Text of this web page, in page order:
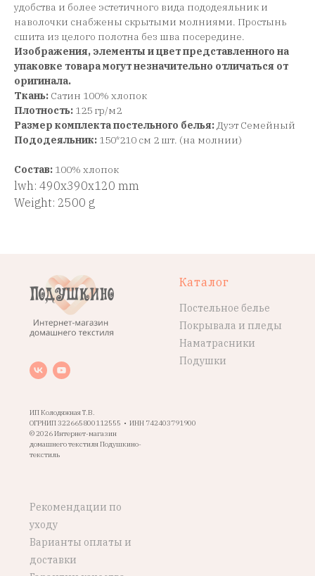
удобства и более эстетичного вида пододеяльник и
наволочки снабжены скрытыми молниями. Простынь
сшита из целого полотна без шва посередине.
Изображения, элементы и цвет представленного на
упаковке товара могут незначительно отличаться от
оригинала.
Ткань: Сатин 100% хлопок
Плотность: 125 гр/м2
Размер комплекта постельного белья:Дуэт Семейный
Пододеяльник: 150*210 см 2 шт. (на молнии)
Состав: 100% хлопок
lwh: 490x390x120 mm
Weight: 2500 g
ИП Колодяжная Т.В.
ОГРНИП 322665800112555 • ИНН 742403791900
© 2026 Интернет-магазин
домашнего текстиля Подушкино-
текстиль
Каталог
Постельное белье
Покрывала и пледы
Наматрасники
Подушки
Рекомендации по
уходу
Варианты оплаты и
доставки